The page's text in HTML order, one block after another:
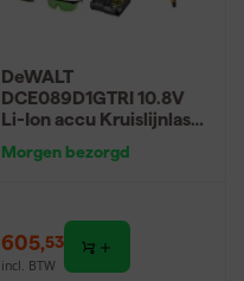
DeWALT
DCE089D1GTRI 10.8V
Li-Ion accu Kruislijnlaser
+ statief - 30m
Morgen bezorgd
605,53
incl. BTW